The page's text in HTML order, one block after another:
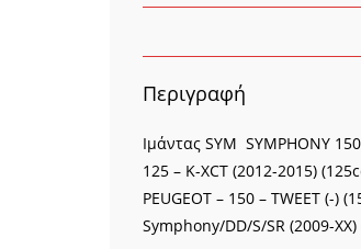
Περιγραφή
Ιμάντας SYM SYMPHONY
125 – K-XCT (2012-2015)
PEUGEOT – 150 – TWEET (-)
Symphony/DD/S/SR (2009-